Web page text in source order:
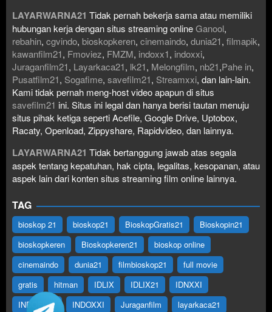
LAYARWARNA21 Tidak pernah bekerja sama atau memiliki
hubungan kerja dengan situs streaming onlineGanool,
rebahin, cgvindo, bioskopkeren, cinemaindo, dunia21, filmapik,
kawanfilm21, Fmoviez, FMZM, indoxx1, indoxxi,
Juraganfilm21, Layarkaca21, lk21, Melongfilm, nb21,Pahe in,
Pusatfilm21, Sogafime, savefilm21, Streamxxi, dan lain-lain.
Kami tidak pernah meng-host video apapun di situs
savefilm21 ini. Situs ini legal dan hanya berisi tautan menuju
situs pihak ketiga seperti Acefile, Google Drive, Uptobox,
Racaty, Openload, Zippyshare, Rapidvideo, dan lainnya.
LAYARWARNA21 Tidak bertanggung jawab atas segala
aspek tentang kepatuhan, hak cipta, legalitas, kesopanan, atau
aspek lain dari konten situs streaming film online lainnya.
TAG
bioskop 21 bioskop21 BioskopGratis21
Bioskopin21
bioskopkeren
Bioskopkeren21
bioskop online
cinemaindo
dunia21 filmbioskop21
full movie
gratis
hitman IDLIX IDLIX21
IDNXXI
INDOFILM
INDOXXI Juraganfilm layarkaca21